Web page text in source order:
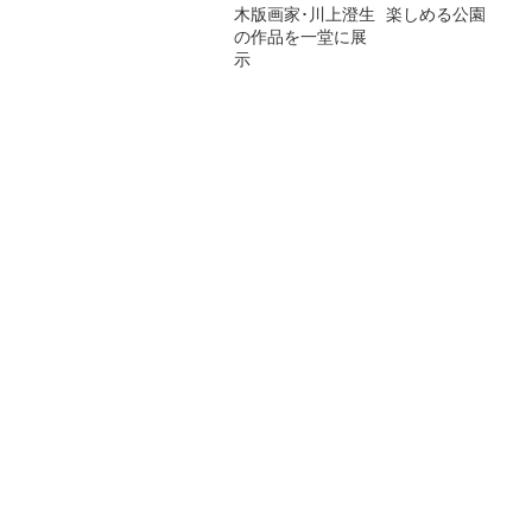
木版画家･川上澄生
の作品を一堂に展
示
楽しめる公園